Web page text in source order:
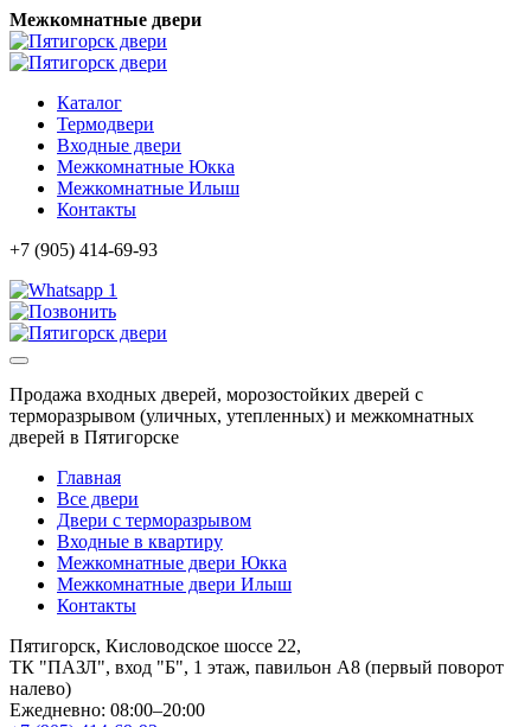
Межкомнатные двери
Каталог
Термодвери
Входные двери
Межкомнатные Юкка
Межкомнатные Илыш
Контакты
+7 (905) 414-69-93
1
Продажа входных дверей, морозостойких дверей с
терморазрывом (уличных, утепленных) и межкомнатных
дверей в Пятигорске
Главная
Все двери
Двери с терморазрывом
Входные в квартиру
Межкомнатные двери Юкка
Межкомнатные двери Илыш
Контакты
Пятигорск, Кисловодское шоссе 22,
ТК "ПАЗЛ", вход "Б", 1 этаж, павильон А8 (первый поворот
налево)
Ежедневно: 08:00–20:00